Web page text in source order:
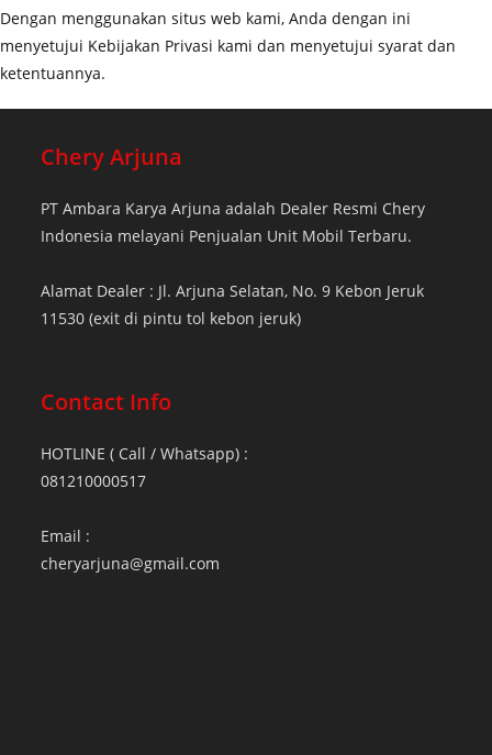
Dengan menggunakan situs web kami, Anda dengan ini
menyetujui Kebijakan Privasi kami dan menyetujui syarat dan
ketentuannya.
Chery Arjuna
PT Ambara Karya Arjuna adalah Dealer Resmi Chery
Indonesia melayani Penjualan Unit Mobil Terbaru.
Alamat Dealer : Jl. Arjuna Selatan, No. 9 Kebon Jeruk
11530 (exit di pintu tol kebon jeruk)
Contact Info
HOTLINE ( Call / Whatsapp) :
081210000517
Email :
cheryarjuna@gmail.com